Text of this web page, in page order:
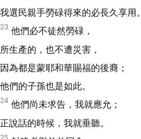
我選民親手勞碌得來的必長久享用。
23 他們必不徒然勞碌，
所生產的，也不遭災害，
因為都是蒙耶和華賜福的後裔；
他們的子孫也是如此。
24 他們尚未求告，我就應允；
正說話的時候，我就垂聽。